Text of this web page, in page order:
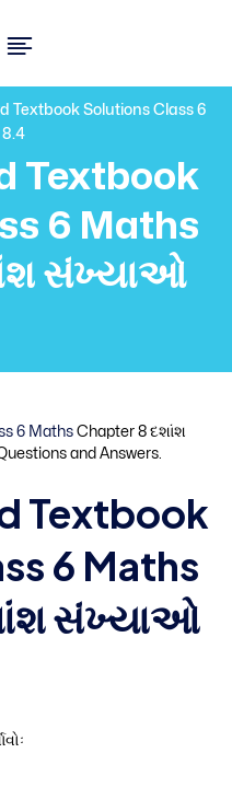
Textbook Solutions Class 6
Textbook
6 Maths
સંખ્યાઓ
6 Maths Chapter 8 દશાંશ
and Answers.
Textbook
6 Maths
સંખ્યાઓ